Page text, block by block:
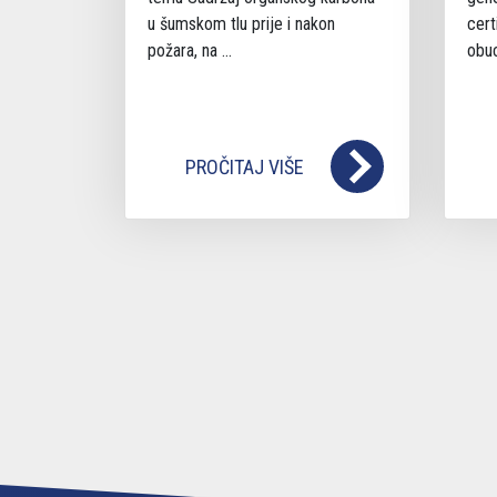
u šumskom tlu prije i nakon
požara, na ...
PROČITAJ VIŠE